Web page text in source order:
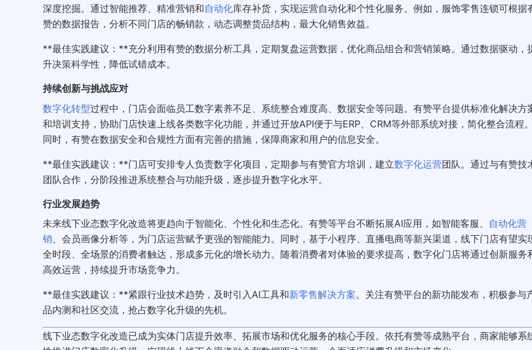
深度挖掘。通过智能推荐、精准营销和自动化库存补货，实现运营自动化和个性化服务。例如，服饰零售连锁可根据
赞的数据报告，分析不同门店的畅销款，动态调整货品结构，最大化销售效益。
**最佳实践建议：**充分利用有赞的数据分析工具，定期复盘运营数据，优化商品组合和营销策略。通过数据驱动，
升决策科学性，降低试错成本。
持续创新与挑战应对
数字化转型过程中，门店会面临员工数字素养不足、系统整合难度高、数据安全等问题。有赞平台提供标准化解决方
和培训支持，协助门店快速上线各类数字化功能，并通过开放API便于与ERP、CRM等外部系统对接，简化整合流程
同时，有赞在数据安全和合规性方面有完善的措施，保障商家和用户的信息安全。
**最佳实践建议：**门店可安排专人负责数字化项目，定期参与有赞官方培训，建立数字化运营团队。通过与有赞技
团队合作，分阶段推进系统整合与功能升级，逐步提升数字化水平。
行业发展趋势
未来线下业态数字化改造将更趋向于智能化、个性化和生态化。有赞等平台不断拓展AI应用，如智能客服、 自动化营
销 、会员画像分析等，为门店运营赋予更强的智能能力。同时，基于小程序、直播电商等新兴渠道，线下门店有望实
全时段、全场景的消费者触达，形成多元化的增长动力。随着消费者对体验的要求提高，数字化门店将通过创新服务
高效运营，持续提升市场竞争力。
**最佳实践建议：**紧跟行业技术趋势，及时引入AI工具和新零售解决方案。关注有赞平台的新功能发布，积极参与
品内测和社区交流，抢占数字化升级的先机。
线下业态数字化改造已成为实体门店提升效率、拓展市场和优化服务的核心手段。依托有赞等成熟平台，商家能够系